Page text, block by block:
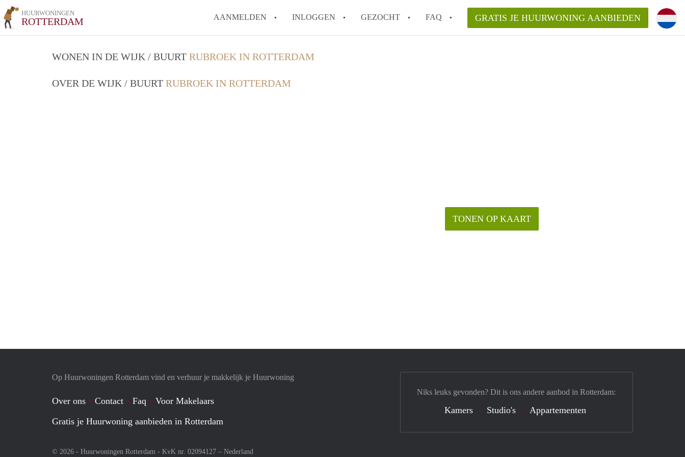
HUURWONINGEN
ROTTERDAM AANMELDEN INLOGGEN GEZOCHT FAQ GRATIS JE HUURWONING AANBIEDEN
WONEN IN DE WIJK / BUURT RUBROEK IN ROTTERDAM
OVER DE WIJK / BUURT RUBROEK IN ROTTERDAM
TONEN OP KAART
Op Huurwoningen Rotterdam vind en verhuur je makkelijk je Huurwoning
Over ons Contact Faq
Voor Makelaars
Gratis je Huurwoning aanbieden in Rotterdam
© 2026 - Huurwoningen Rotterdam - KvK nr. 02094127 – Nederland
Niks leuks gevonden? Dit is ons andere aanbod in Rotterdam:
Kamers Studio's Appartementen